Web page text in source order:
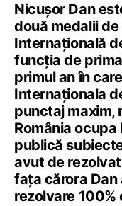
Nicușor Dan
două medalii de
Internațională
funcția de
primul an în
Internaționala
punctaj maxim,
România ocupa
publică
avut de
fața cărora Dan
rezolvare 100%